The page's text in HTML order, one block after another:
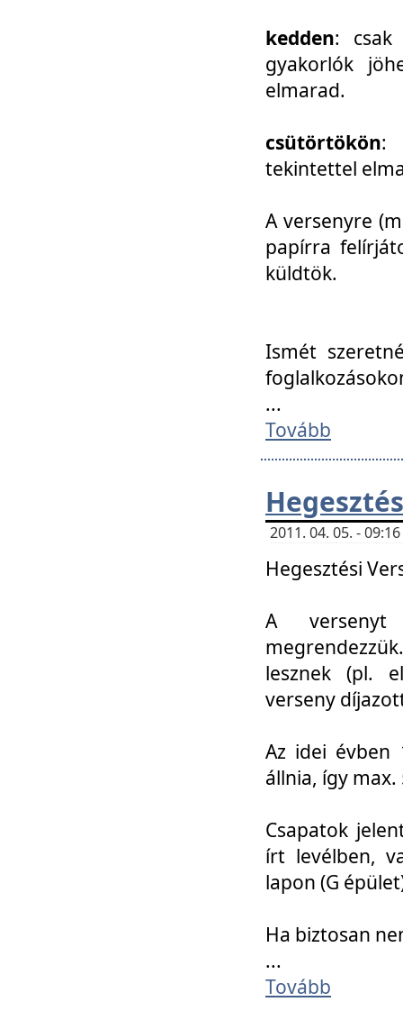
kedden: csak
gyakorlók
elmarad.
csütörtökön:
tekintettel
A versenyre
papírra
küldtök.
Ismét
...
Tovább
2011. 04. 05. -
Hegesztési
A versenyt
lesznek (pl.
verseny
Az idei évben
állnia, így
Csapatok
írt levélben,
lapon (G
Ha biztosan
...
Tovább